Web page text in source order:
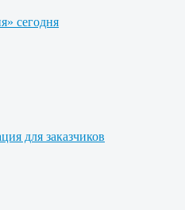
сегодня
для заказчиков